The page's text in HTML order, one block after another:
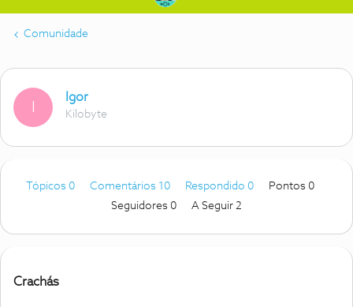
Comunidade
Igor
Kilobyte
Tópicos 0 Comentários 10 Respondido 0
Pontos 0
Seguidores 0 A Seguir 2
Crachás